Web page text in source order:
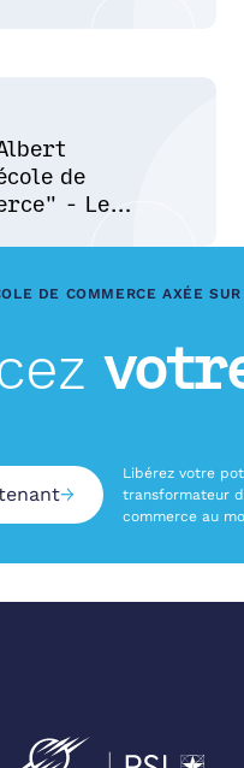
de
- Le
DE COMMERCE AXÉE
→
Libérez votre
transformateur
commerce au